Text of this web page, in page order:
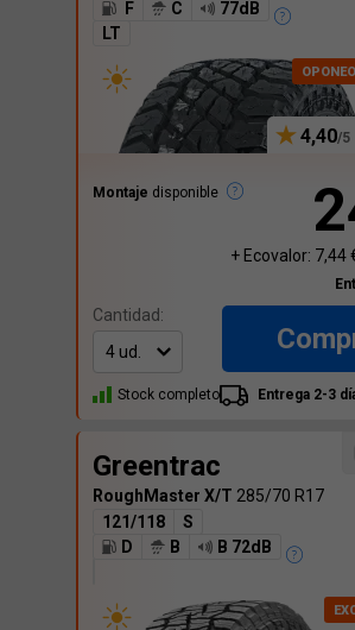
F C
77dB
LT
4,40
Montaje disponible
+ Ecovalor: 7,44
Cantidad:
Stock completo Entrega 2-3
Greentrac
RoughMaster X/T 285/70 R17
121/118
S
D
B B 72dB